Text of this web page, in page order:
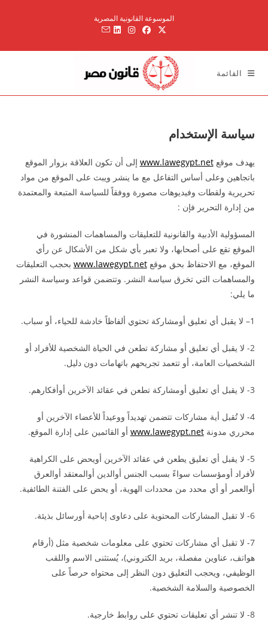
الموسوعة القانونية المصرية
القائمة
سياسة الإستخدام
يهدف موقعwww.lawegypt.net إلى أن تكون العلاقة بزوار الموقع
باتجاهين وعلى أساس التفاعل مع ما ينشر ويبث على الموقع من مواد
تحريرية ولقطات وفيديوهات مصورة ووفقاً للسياسة المتبعة والمعتمدة
من إدارة التحرير فإن :
المسؤولية الأدبية والقانونية للتعليقات والمساهمات المنشورة في
الموقع تقع على أصحابها، ولا تعبر بأي شكل من الأشكال عن رأي
الموقع، مع الاحتفاظ بحق موقعwww.lawegypt.net بحجب التعليقات
والمساهمات التي تخرق سياسة النشر. وتتضمن قواعد وسياسة النشر
ما يلي:
1– لا يقبل أي تعليق أومشاركة تحتوي ألفاظاً خادشة للحياء، أو سباب.
2- لا يقبل أي تعليق أو مشاركة تطعن في الحياة الشخصية للأفراد أو
الشخصيات العامة، أو تتعمد تجريحهم باتهامات دون دليل.
3- لا يقبل أي تعليق أومشاركة تطعن في عقائد الآخرين أوأفكارهم.
4- لا تُقبل أية مشاركات تتضمن تهديداً ووعيداً للأعضاء الآخرين أو
محرري مدونةwww.lawegypt.net أو القائمين على إدارة الموقع.
5- لا يقبل أي تعليق يطعن في عقائد الآخرين أويحض على الكراهية
لأفراد أومؤسسات سواءً بسبب الجنس أوالدين أوالمعتقد أوالعرق
أوالعمر أو أي محدد من محددات الهوية، أو يحض على الفتنة الطائفية.
6- لا تقبل المشاركات المحتوية على دعاوى إباحية أورسائل بذيئة.
7- لا تقبل أي مشاركات تحتوي على معلومات شخصية مثل (أرقام
هواتف، عناوين مفصلة، بريد الكتروني)، يُستثنى الاسم واللقب
الوظيفي، ويحجب التعليق دون النظر إلى محتواه حرصاً على
الخصوصية والسلامة الشخصية.
8- لا تنشر أي تعليقات تحتوي على روابط خارجية.